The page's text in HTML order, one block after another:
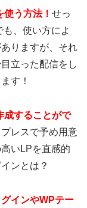
う方法！ せっ
、使い方によ
りますが、それ
立った配信をし
す！
成することがで
レスで予め用意
いLPを直感的
ンとは？
インやWPテー